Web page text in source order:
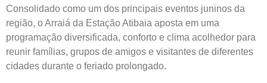
Consolidado como um dos principais eventos juninos da
região, o Arraiá da Estação Atibaia aposta em uma
programação diversificada, conforto e clima acolhedor para
reunir famílias, grupos de amigos e visitantes de diferentes
cidades durante o feriado prolongado.